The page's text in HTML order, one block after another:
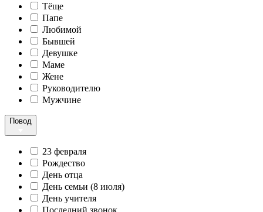
Тёще
Папе
Любимой
Бывшей
Девушке
Маме
Жене
Руководителю
Мужчине
Повод
23 февраля
Рождество
День отца
День семьи (8 июля)
День учителя
Последний звонок